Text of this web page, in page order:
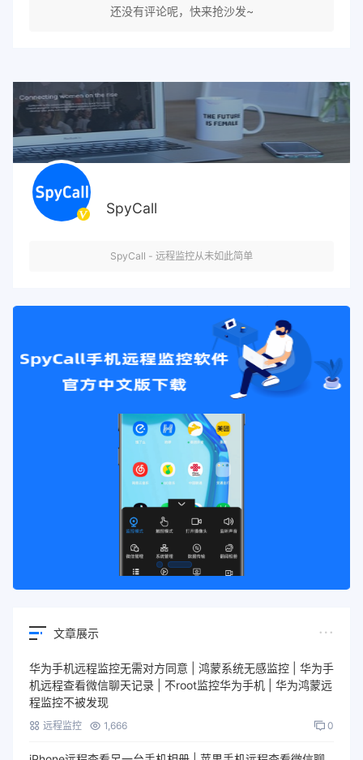
还没有评论呢，快来抢沙发~
SpyCall
SpyCall - 远程监控从未如此简单
文章展示
华为手机远程监控无需对方同意 | 鸿蒙系统无感监控 | 华为手
机远程查看微信聊天记录 | 不root监控华为手机 | 华为鸿蒙远
程监控不被发现
远程监控 1,666 0